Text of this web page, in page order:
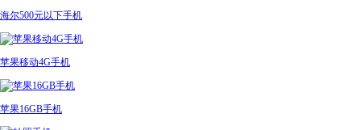
海尔500元以下手机
苹果移动4G手机
苹果16GB手机